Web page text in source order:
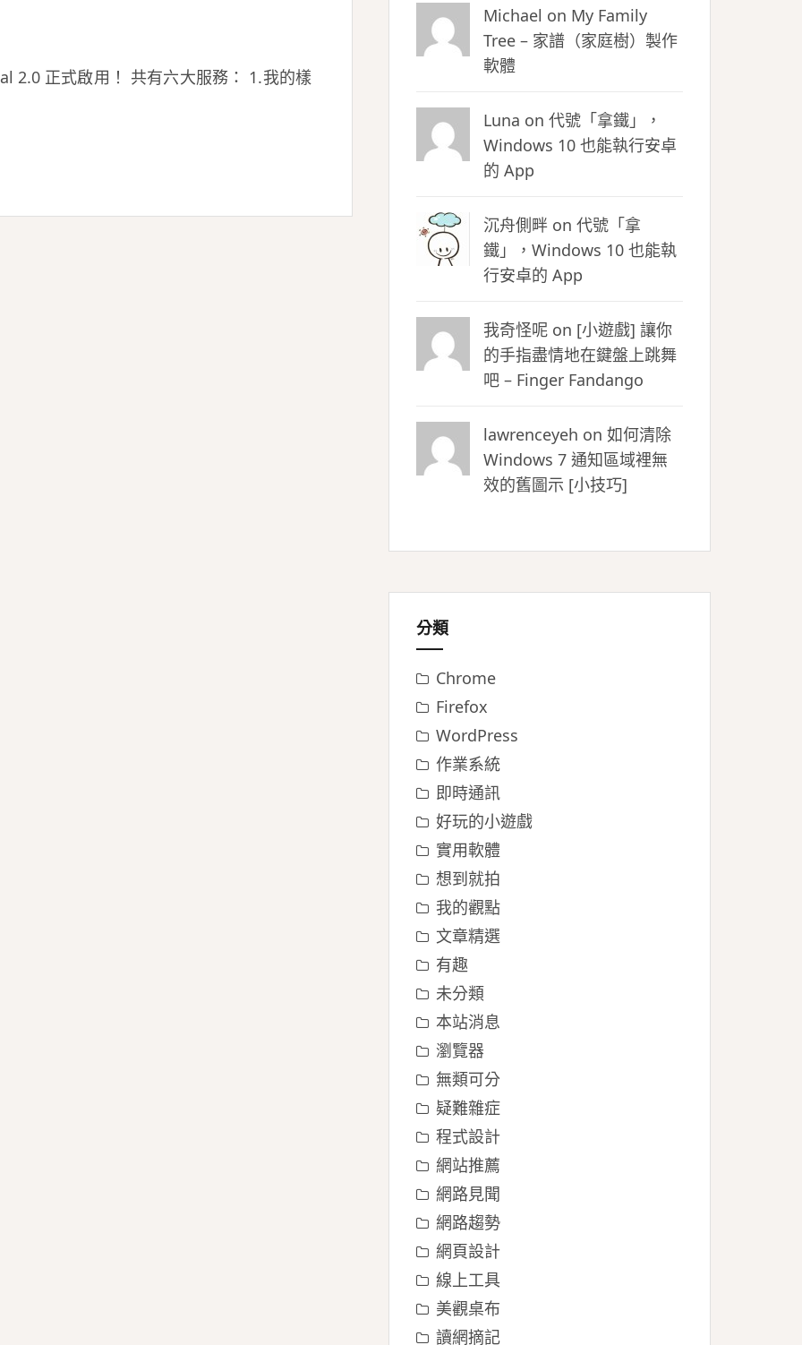
2.0 正式啟用！ 共有六大服務： 1.我的樣
Michael on My Family
Tree – 家譜（家庭樹）製作
軟體
Luna on 代號「拿鐵」，
Windows 10 也能執行安卓
的 App
沉舟側畔 on 代號「拿
鐵」，Windows 10 也能執
行安卓的 App
我奇怪呢 on [小遊戲] 讓你
的手指盡情地在鍵盤上跳舞
吧 – Finger Fandango
lawrenceyeh on 如何清除
Windows 7 通知區域裡無
效的舊圖示 [小技巧]
分類
Chrome
Firefox
WordPress
作業系統
即時通訊
好玩的小遊戲
實用軟體
想到就拍
我的觀點
文章精選
有趣
未分類
本站消息
瀏覽器
無類可分
疑難雜症
程式設計
網站推薦
網路見聞
網路趨勢
網頁設計
線上工具
美觀桌布
讀網摘記